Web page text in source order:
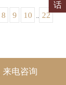
8 9 10 .. 22
来电咨询
联系我们
话